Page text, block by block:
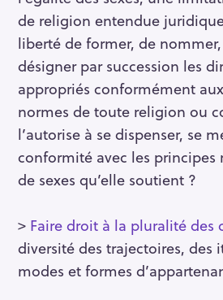
de religion entendue
liberté de former, de
désigner par succession les
appropriés conformément
normes de toute religion ou
l’autorise à se dispenser, se
conformité avec les principes
de sexes qu’elle soutient ?
> Faire droit à la pluralité des
diversité des trajectoires, des
modes et formes